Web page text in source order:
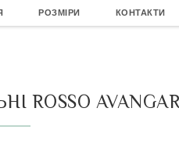
РОЗМІРИ КОНТАКТИ